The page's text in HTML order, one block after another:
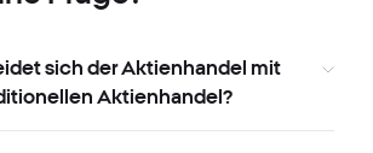
sich der Aktienhandel mit
Aktienhandel?